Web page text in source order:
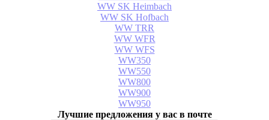
WW SK Heimbach
WW SK Hofbach
WW TRR
WW WFR
WW WFS
WW350
WW550
WW800
WW900
WW950
Лучшие предложения у вас в почте